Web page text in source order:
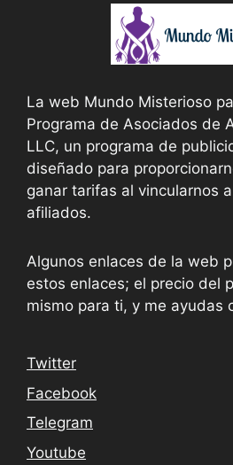
La web Mundo Misterioso
Programa de Asociados de
LLC, un programa de
diseñado para
ganar tarifas al vincularnos
afiliados.
Algunos enlaces de la web
estos enlaces; el precio del
mismo para ti, y me ayudas
Twitter
Facebook
Telegram
Youtube